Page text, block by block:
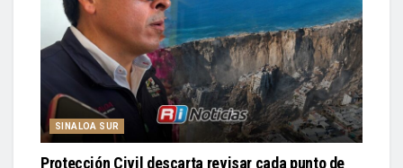
SINALOA SUR
Protección Civil descarta revisar cada punto de